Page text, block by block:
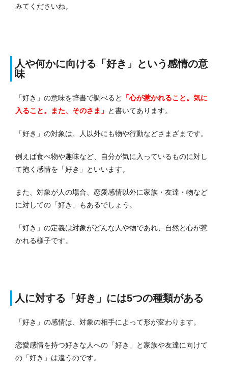
みてくださいね。
人や何かに向ける「好き」という感情の意
味
「好き」の意味を辞書で調べると
「心が惹かれること。気に
入ること。また、そのさま」 と書いてあります。
「好き」の対象は、人以外にも物や行動などさまざまです。
例えば食べ物や趣味など、自分が気に入っているものに対し
て抱く感情を「好き」といいます。
また、対象が人の場合、恋愛感情以外に家族・友達・物など
に対しての「好き」もあるでしょう。
「好き」の定義は対象がどんな人や物であれ、自然と心が惹
かれる様子です。
人に対する「好き」には5つの種類がある
「好き」の感情は、対象の相手によって形が変わります。
恋愛感情を持つ好きな人への「好き」と家族や友達に向けて
の「好き」は違うのです。